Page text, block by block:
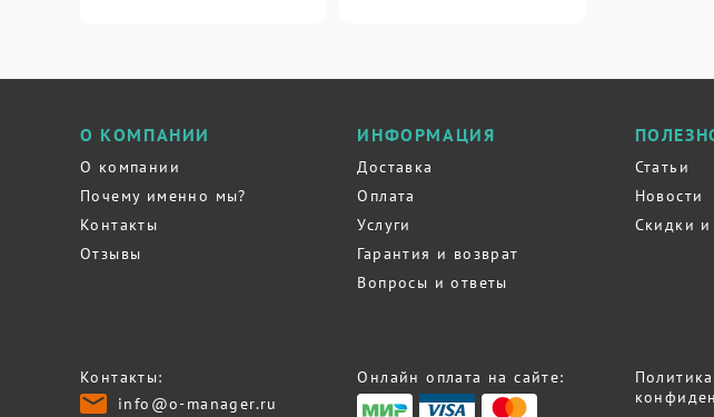
О КОМПАНИИ
О компании
Почему именно мы?
Контакты
Отзывы
ИНФОРМАЦИЯ
Доставка
Оплата
Услуги
Гарантия и возврат
Вопросы и ответы
Статьи
Новости
Скидки
Контакты:
info@o-manager.ru
Онлайн оплата на сайте:
Политика